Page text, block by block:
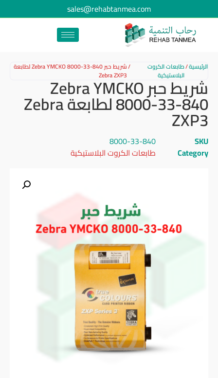
sales@rehabtanmea.com
الرئيسية/طابعات الكروت
البلاستيكية
/ شريط حبر Zebra YMCKO 8000-33-840 لطابعة
Zebra ZXP3
شريط حبر Zebra YMCKO
8000-33-840 لطابعة Zebra
ZXP3
SKU
8000-33-840
Category
طابعات الكروت البلاستيكية